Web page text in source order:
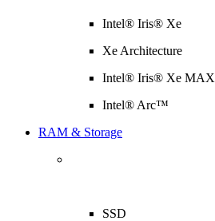
Intel® Iris® Xe
Xe Architecture
Intel® Iris® Xe MAX
Intel® Arc™
RAM & Storage
SSD